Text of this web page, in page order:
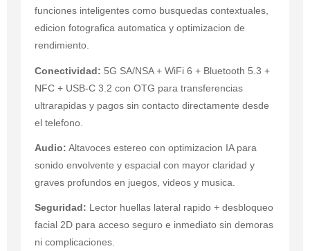
funciones inteligentes como busquedas contextuales,
edicion fotografica automatica y optimizacion de
rendimiento.
Conectividad: 5G SA/NSA + WiFi 6 + Bluetooth 5.3 +
NFC + USB-C 3.2 con OTG para transferencias
ultrarapidas y pagos sin contacto directamente desde
el telefono.
Audio: Altavoces estereo con optimizacion IA para
sonido envolvente y espacial con mayor claridad y
graves profundos en juegos, videos y musica.
Seguridad: Lector huellas lateral rapido + desbloqueo
facial 2D para acceso seguro e inmediato sin demoras
ni complicaciones.